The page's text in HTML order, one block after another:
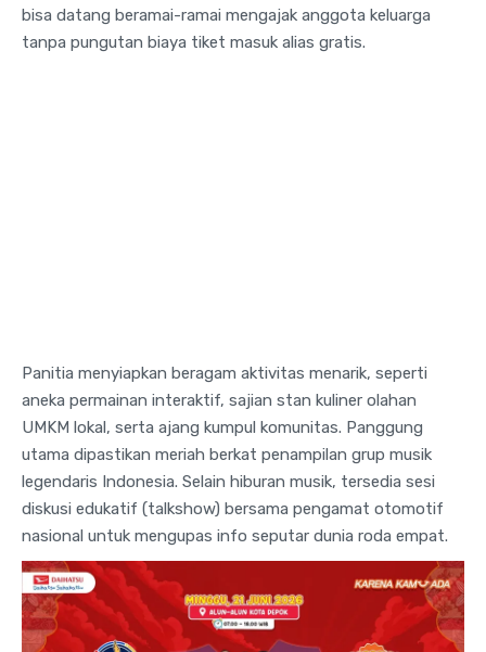
bisa datang beramai-ramai mengajak anggota keluarga
tanpa pungutan biaya tiket masuk alias gratis.
Panitia menyiapkan beragam aktivitas menarik, seperti
aneka permainan interaktif, sajian stan kuliner olahan
UMKM lokal, serta ajang kumpul komunitas. Panggung
utama dipastikan meriah berkat penampilan grup musik
legendaris Indonesia. Selain hiburan musik, tersedia sesi
diskusi edukatif (talkshow) bersama pengamat otomotif
nasional untuk mengupas info seputar dunia roda empat.